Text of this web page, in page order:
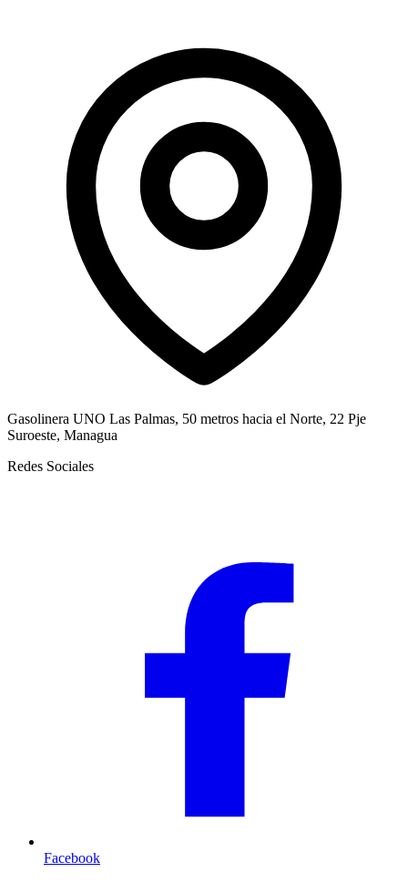
Gasolinera UNO Las Palmas, 50 metros hacia el Norte, 22 Pje
Suroeste, Managua
Redes Sociales
Facebook